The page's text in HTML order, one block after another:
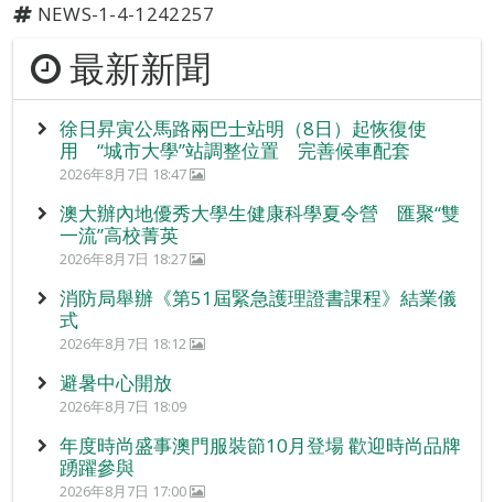
NEWS-1-4-1242257
最新新聞
徐日昇寅公馬路兩巴士站明（8日）起恢復使
用 “城市大學”站調整位置 完善候車配套
2026年8月7日 18:47
澳大辦內地優秀大學生健康科學夏令營 匯聚“雙
一流”高校菁英
2026年8月7日 18:27
消防局舉辦《第51屆緊急護理證書課程》結業儀
式
2026年8月7日 18:12
避暑中心開放
2026年8月7日 18:09
年度時尚盛事澳門服裝節10月登場 歡迎時尚品牌
踴躍參與
2026年8月7日 17:00